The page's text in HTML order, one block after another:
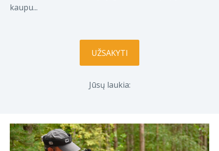
kaupu...
UŽSAKYTI
Jūsų laukia: